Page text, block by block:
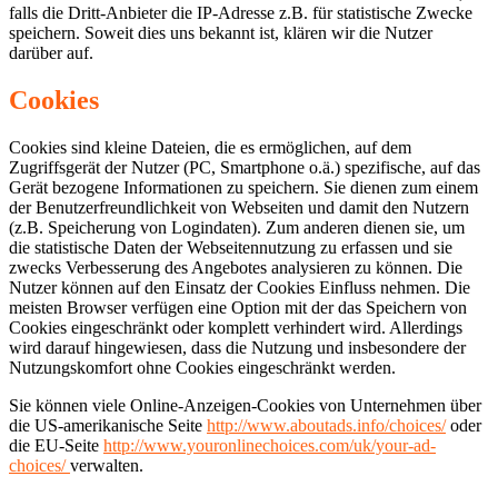
falls die Dritt-Anbieter die IP-Adresse z.B. für statistische Zwecke
speichern. Soweit dies uns bekannt ist, klären wir die Nutzer
darüber auf.
Cookies
Cookies sind kleine Dateien, die es ermöglichen, auf dem
Zugriffsgerät der Nutzer (PC, Smartphone o.ä.) spezifische, auf das
Gerät bezogene Informationen zu speichern. Sie dienen zum einem
der Benutzerfreundlichkeit von Webseiten und damit den Nutzern
(z.B. Speicherung von Logindaten). Zum anderen dienen sie, um
die statistische Daten der Webseitennutzung zu erfassen und sie
zwecks Verbesserung des Angebotes analysieren zu können. Die
Nutzer können auf den Einsatz der Cookies Einfluss nehmen. Die
meisten Browser verfügen eine Option mit der das Speichern von
Cookies eingeschränkt oder komplett verhindert wird. Allerdings
wird darauf hingewiesen, dass die Nutzung und insbesondere der
Nutzungskomfort ohne Cookies eingeschränkt werden.
Sie können viele Online-Anzeigen-Cookies von Unternehmen über
die US-amerikanische Seite http://www.aboutads.info/choices/oder
die EU-Seite http://www.youronlinechoices.com/uk/your-ad-
choices/verwalten.